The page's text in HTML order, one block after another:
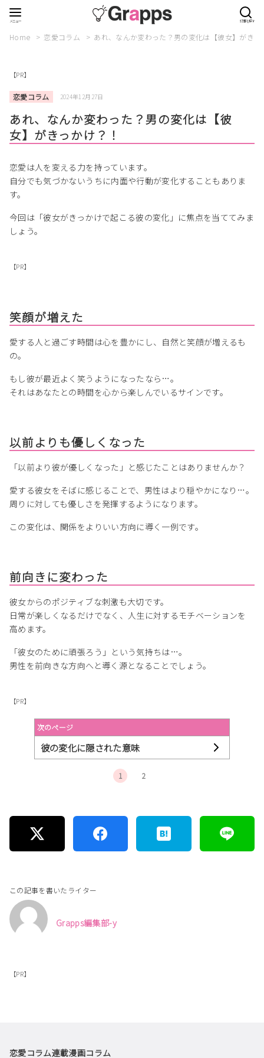
Home 恋愛コラム あれ、なんか変わった？男の変化は【彼女】がきっ
【PR】
恋愛コラム 2024年12月27日
あれ、なんか変わった？男の変化は【彼
女】がきっかけ？！
恋愛は人を変える力を持っています。
自分でも気づかないうちに内面や行動が変化することもありま
す。
今回は「彼女がきっかけで起こる彼の変化」に焦点を当ててみま
しょう。
【PR】
笑顔が増えた
愛する人と過ごす時間は心を豊かにし、自然と笑顔が増えるも
の。
もし彼が最近よく笑うようになったなら…。
それはあなたとの時間を心から楽しんでいるサインです。
以前よりも優しくなった
「以前より彼が優しくなった」と感じたことはありませんか？
愛する彼女をそばに感じることで、男性はより穏やかになり…。
周りに対しても優しさを発揮するようになります。
この変化は、関係をよりいい方向に導く一例です。
前向きに変わった
彼女からのポジティブな刺激も大切です。
日常が楽しくなるだけでなく、人生に対するモチベーションを
高めます。
「彼女のために頑張ろう」という気持ちは…。
男性を前向きな方向へと導く源となることでしょう。
【PR】
次のページ
彼の変化に隠された意味
1 2
この記事を書いたライター
Grapps編集部-y
【PR】
恋愛コラム連載漫画コラム